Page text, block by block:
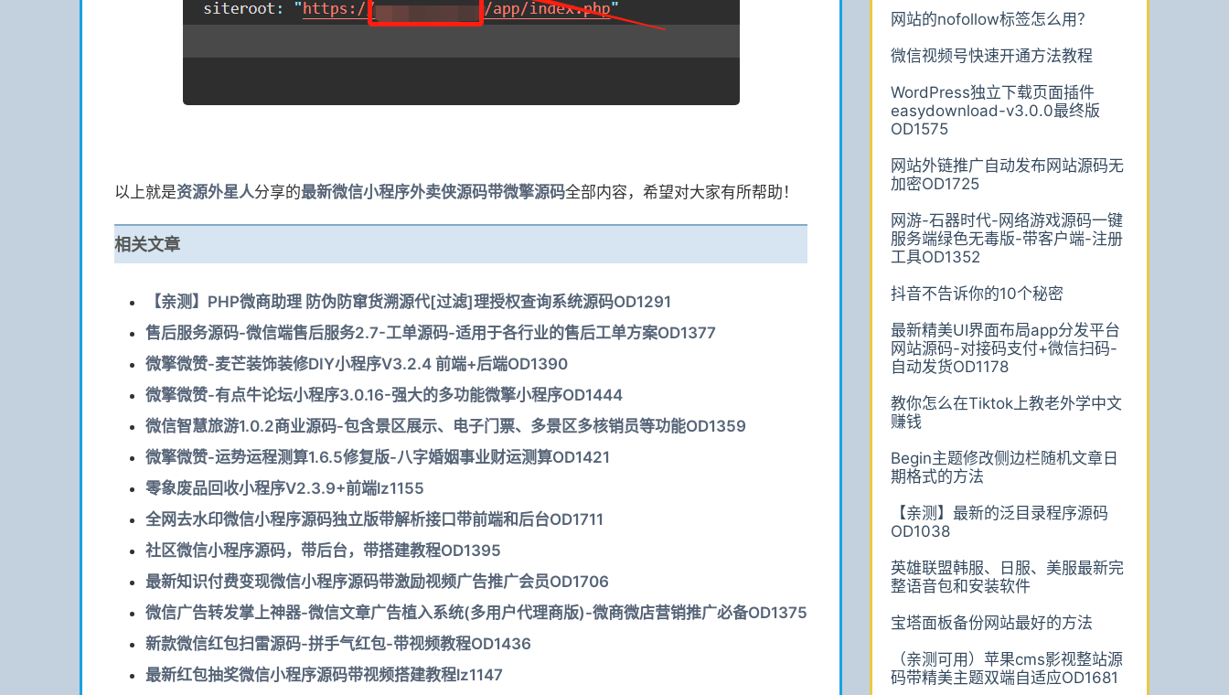
以上就是资源外星人分享的最新微信小程序外卖侠源码带微擎源码全部内容，希望对大家有所帮助！
相关文章
【亲测】PHP微商助理 防伪防窜货溯源代[过滤]理授权查询系统源码OD1291
售后服务源码-微信端售后服务2.7-工单源码-适用于各行业的售后工单方案OD1377
微擎微赞-麦芒装饰装修DIY小程序V3.2.4 前端+后端OD1390
微擎微赞-有点牛论坛小程序3.0.16-强大的多功能微擎小程序OD1444
微信智慧旅游1.0.2商业源码-包含景区展示、电子门票、多景区多核销员等功能OD1359
微擎微赞-运势运程测算1.6.5修复版-八字婚姻事业财运测算OD1421
零象废品回收小程序V2.3.9+前端lz1155
全网去水印微信小程序源码独立版带解析接口带前端和后台OD1711
社区微信小程序源码，带后台，带搭建教程OD1395
最新知识付费变现微信小程序源码带激励视频广告推广会员OD1706
微信广告转发掌上神器-微信文章广告植入系统(多用户代理商版)-微商微店营销推广必备OD1375
新款微信红包扫雷源码-拼手气红包-带视频教程OD1436
最新红包抽奖微信小程序源码带视频搭建教程lz1147
网站的nofollow标签怎么用？
微信视频号快速开通方法教程
WordPress独立下载页面插件
easydownload-v3.0.0最终版
OD1575
网站外链推广自动发布网站源码无
加密OD1725
网游-石器时代-网络游戏源码一键
服务端绿色无毒版-带客户端-注册
工具OD1352
抖音不告诉你的10个秘密
最新精美UI界面布局app分发平台
网站源码-对接码支付+微信扫码-
自动发货OD1178
教你怎么在Tiktok上教老外学中文
赚钱
Begin主题修改侧边栏随机文章日
期格式的方法
【亲测】最新的泛目录程序源码
OD1038
英雄联盟韩服、日服、美服最新完
整语音包和安装软件
宝塔面板备份网站最好的方法
（亲测可用）苹果cms影视整站源
码带精美主题双端自适应OD1681